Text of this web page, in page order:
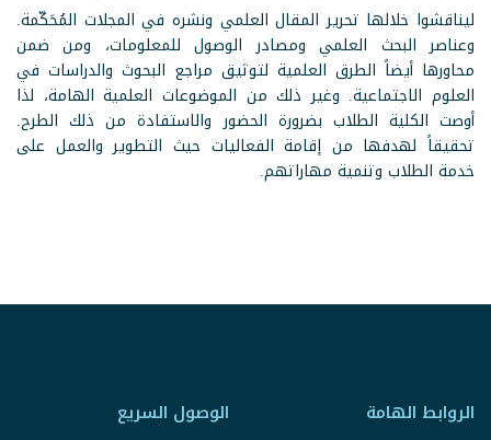
ليناقشوا خلالها تحرير المقال العلمي ونشره في المجلات المُحَكّمة.
وعناصر البحث العلمي ومصادر الوصول للمعلومات، ومن ضمن
محاورها أيضاً الطرق العلمية لتوثيق مراجع البحوث والدراسات في
العلوم الاجتماعية. وغير ذلك من الموضوعات العلمية الهامة، لذا
أوصت الكلية الطلاب بضرورة الحضور والاستفادة من ذلك الطرح.
تحقيقاً لهدفها من إقامة الفعاليات حيث التطوير والعمل على
خدمة الطلاب وتنمية مهاراتهم.
الروابط الهامة الوصول السريع